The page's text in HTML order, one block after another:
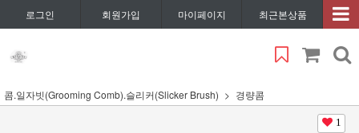
로그인 회원가입 마이페이지 최근본상품
콤.일자빗(Grooming Comb).슬리커(Slicker Brush) 경량콤
1